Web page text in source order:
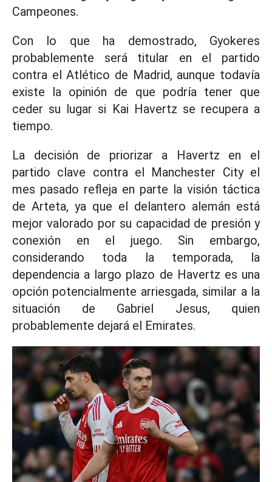
Campeones.
Con lo que ha demostrado, Gyokeres
probablemente será titular en el partido
contra el Atlético de Madrid, aunque todavía
existe la opinión de que podría tener que
ceder su lugar si Kai Havertz se recupera a
tiempo.
La decisión de priorizar a Havertz en el
partido clave contra el Manchester City el
mes pasado refleja en parte la visión táctica
de Arteta, ya que el delantero alemán está
mejor valorado por su capacidad de presión y
conexión en el juego. Sin embargo,
considerando toda la temporada, la
dependencia a largo plazo de Havertz es una
opción potencialmente arriesgada, similar a la
situación de Gabriel Jesus, quien
probablemente dejará el Emirates.